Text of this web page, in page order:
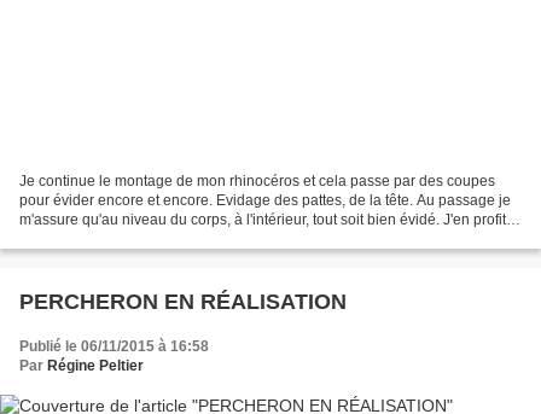
Je continue le montage de mon rhinocéros et cela passe par des coupes
pour évider encore et encore. Evidage des pattes, de la tête. Au passage je
m'assure qu'au niveau du corps, à l'intérieur, tout soit bien évidé. J'en profite
PERCHERON EN RÉALISATION
Publié le 06/11/2015 à 16:58
Par Régine Peltier